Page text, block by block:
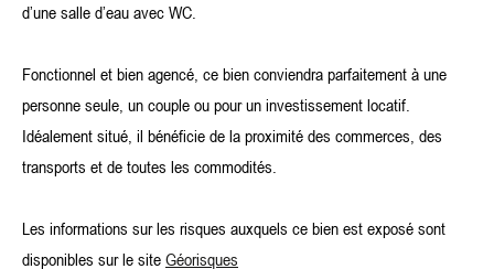
d’une salle d’eau avec WC.
Fonctionnel et bien agencé, ce bien conviendra parfaitement à une
personne seule, un couple ou pour un investissement locatif.
Idéalement situé, il bénéficie de la proximité des commerces, des
transports et de toutes les commodités.
Les informations sur les risques auxquels ce bien est exposé sont
disponibles sur le site Géorisques